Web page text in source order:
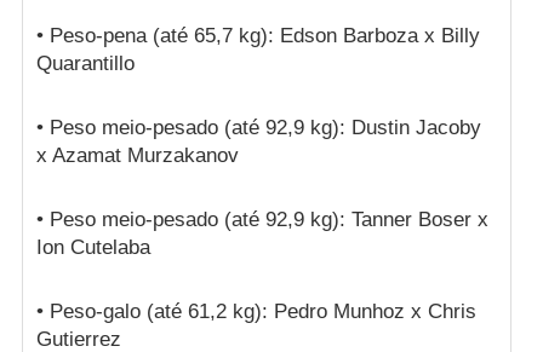
• Peso-pena (até 65,7 kg): Edson Barboza x Billy
Quarantillo
• Peso meio-pesado (até 92,9 kg): Dustin Jacoby
x Azamat Murzakanov
• Peso meio-pesado (até 92,9 kg): Tanner Boser x
Ion Cutelaba
• Peso-galo (até 61,2 kg): Pedro Munhoz x Chris
Gutierrez